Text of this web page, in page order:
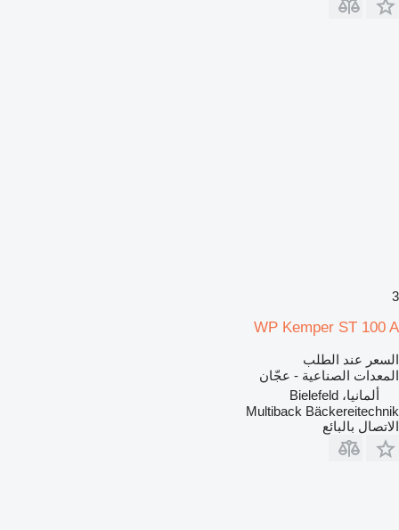
3
WP Kemper ST 100 A
السعر عند الطلب
المعدات الصناعية - عجّان
ألمانيا، Bielefeld
Multiback Bäckereitechnik
الاتصال بالبائع